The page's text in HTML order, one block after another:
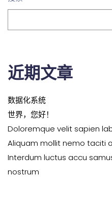
近期文章
数据化系统
世界，您好！
Doloremque velit sapien
Aliquam mollit nemo taciti
Interdum luctus accu
nostrum